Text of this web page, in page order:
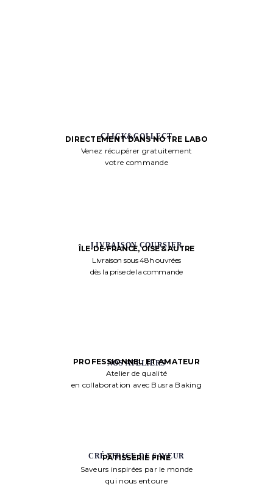
CLICK&COLLECT
DIRECTEMENT DANS NOTRE LABO
Venez récupérer gratuitement
votre commande
LIVRAISON COURSIER
ÎLE-DE-FRANCE, OISE & AUTRE
Livraison sous 48h ouvrées
dès la prise de la commande
NOS ATELIERS
PROFESSIONNEL ET AMATEUR
Atelier de qualité
en collaboration avec Busra Baking
CRÉATRICE DE SAVEUR
PÂTISSERIE FINE
Saveurs inspirées par le monde
qui nous entoure